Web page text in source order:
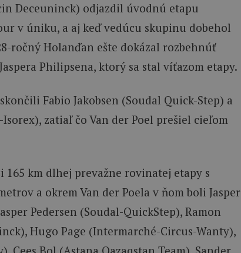
Deceuninck) odjazdil úvodnú etapu
v úniku, a aj keď vedúcu skupinu dobehol
ročný Holanďan ešte dokázal rozbehnúť
Philipsena, ktorý sa stal víťazom etapy.
Fabio Jakobsen (Soudal Quick-Step) a
zatiaľ čo Van der Poel prešiel cieľom
km dlhej prevažne rovinatej etapy s
a okrem Van der Poela v ňom boli Jasper
Pedersen (Soudal-QuickStep), Ramon
Hugo Page (Intermarché-Circus-Wanty),